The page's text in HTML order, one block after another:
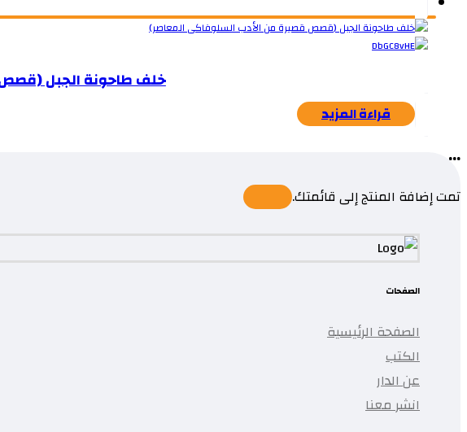
خلف طاحونة الجبل
قراءة المزيد
...
تمت إضافة المنتج إلى قائمتك.
الصفحات
الصفحة الرئيسية
الكتب
عن الدار
انشر معنا